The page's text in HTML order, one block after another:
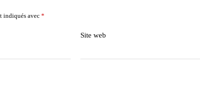
indiqués avec*
Site web